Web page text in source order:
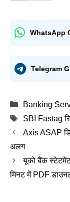
WhatsApp
Telegram
Categories
Banking
Tags
SBI Fastag
Axis ASAP
अलग
यूको बैंक
मिनट में PDF